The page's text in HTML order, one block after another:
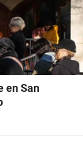
en San